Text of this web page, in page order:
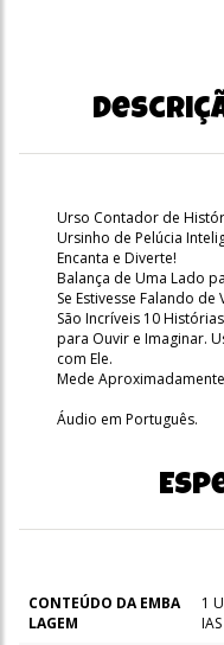
Urso Contador de
Ursinho de Pelúcia
Encanta e Diverte!
Balança de Uma Lado
Se Estivesse Falando de
São Incríveis 10
para Ouvir e Imaginar.
com Ele.
Mede
Áudio em Português.
CONTEÚDO DA EMBA
LAGEM
1
IAS